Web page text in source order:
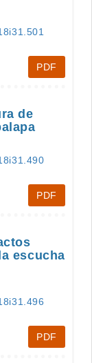
PDF
de
PDF
escucha
PDF